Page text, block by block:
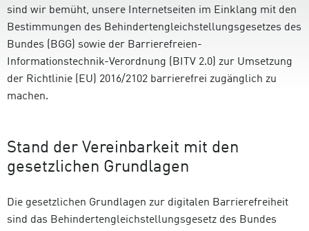
sind wir bemüht, unsere Internetseiten im Einklang mit den
Bestimmungen des Behindertengleichstellungsgesetzes des
Bundes (BGG) sowie der Barrierefreien-
Informationstechnik-Verordnung (BITV 2.0) zur Umsetzung
der Richtlinie (EU) 2016/2102 barrierefrei zugänglich zu
machen.
Stand der Vereinbarkeit mit den
gesetzlichen Grundlagen
Die gesetzlichen Grundlagen zur digitalen Barrierefreiheit
sind das Behindertengleichstellungsgesetz des Bundes